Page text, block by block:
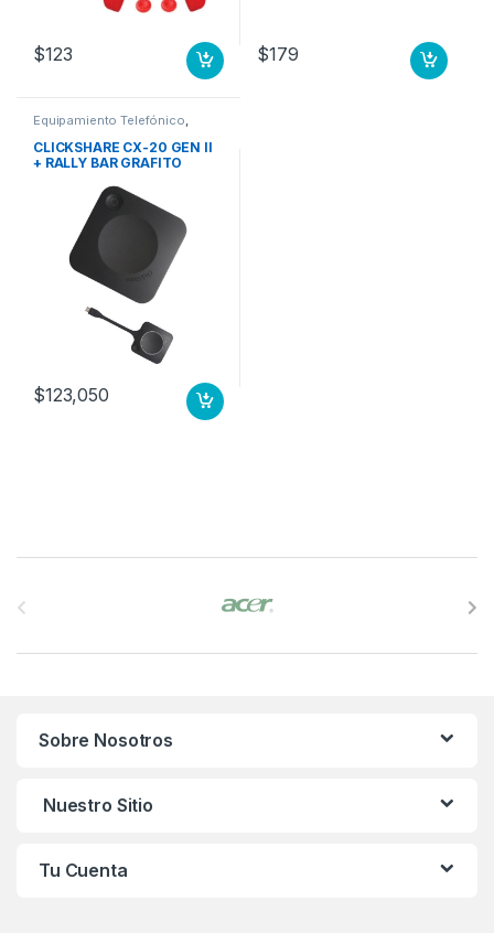
$123 $179
Equipamiento Telefónico
Equipo de Conferencia en
Video, Audio y Web
CLICKSHARE CX-20 GEN II
+ RALLY BAR GRAFITO
$123,050
Sobre Nosotros
Nuestro Sitio
Tu Cuenta